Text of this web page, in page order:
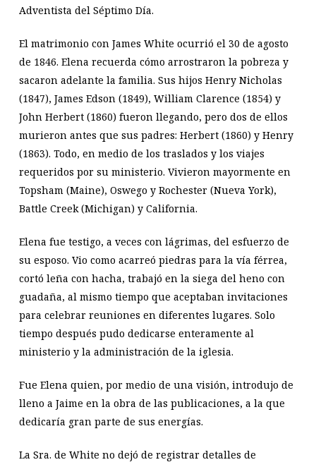
Adventista del Séptimo Día.
El matrimonio con James White ocurrió el 30 de agosto
de 1846. Elena recuerda cómo arrostraron la pobreza y
sacaron adelante la familia. Sus hijos Henry Nicholas
(1847), James Edson (1849), William Clarence (1854) y
John Herbert (1860) fueron llegando, pero dos de ellos
murieron antes que sus padres: Herbert (1860) y Henry
(1863). Todo, en medio de los traslados y los viajes
requeridos por su ministerio. Vivieron mayormente en
Topsham (Maine), Oswego y Rochester (Nueva York),
Battle Creek (Michigan) y California.
Elena fue testigo, a veces con lágrimas, del esfuerzo de
su esposo. Vio como acarreó piedras para la vía férrea,
cortó leña con hacha, trabajó en la siega del heno con
guadaña, al mismo tiempo que aceptaban invitaciones
para celebrar reuniones en diferentes lugares. Solo
tiempo después pudo dedicarse enteramente al
ministerio y la administración de la iglesia.
Fue Elena quien, por medio de una visión, introdujo de
lleno a Jaime en la obra de las publicaciones, a la que
dedicaría gran parte de sus energías.
La Sra. de White no dejó de registrar detalles de